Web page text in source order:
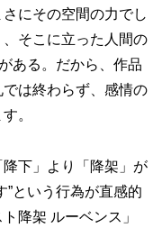
にその空間の力でし
そこに立った人間の
ある。だから、作品
は終わらず、感情の
。
下」より「降架」が
”という行為が直感的
降架 ルーベンス」